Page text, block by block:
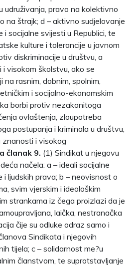
udruživanja, pravo na kolektivno
na štrajk; d – aktivno sudjelovanje
i socijalne svijesti u Republici, te
kulture i tolerancije u javnom
diskriminacije u društvu, a
visokom školstvu, ako se
na rasnim, dobnim, spolnim,
i socijalno-ekonomskim
borbi protiv nezakonitoga
ovlaštenja, zloupotreba
postupanja i kriminala u društvu,
i visokog
članak 9. (1) Sindikat u njegovu
načela: a – ideali socijalne
i ljudskih prava; b – neovisnost o
svim vjerskim i ideološkim
strankama iz čega proizlazi da je
laička, nestranačka
čije su odluke odraz samo i
Sindikata i njegovih
tijela; c – solidarnost me?u
članstvom, te suprotstavljanje